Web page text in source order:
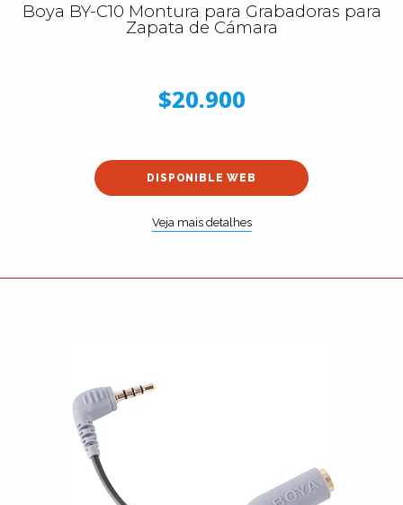
Boya BY-C10 Montura para Grabadoras para
Zapata de Cámara
$20.900
DISPONIBLE WEB
Veja mais detalhes